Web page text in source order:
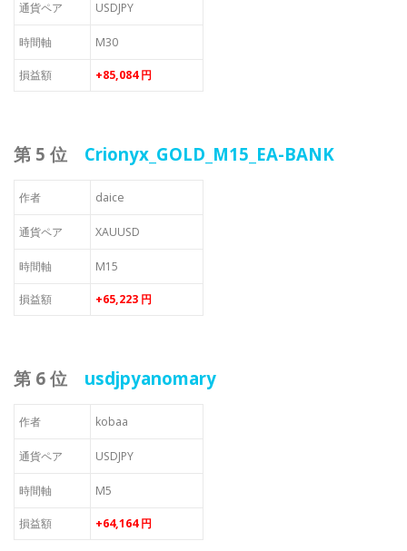
通貨ペア USDJPY
時間軸 M30
損益額 +85,084 円
第 5 位 Crionyx_GOLD_M15_EA-BANK
作者 daice
通貨ペア XAUUSD
時間軸 M15
損益額 +65,223 円
第 6 位 usdjpyanomary
作者 kobaa
通貨ペア USDJPY
時間軸 M5
損益額 +64,164 円